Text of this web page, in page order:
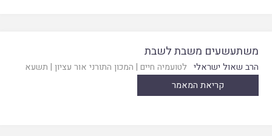
משתעשעים משבת לשבת
הרב שאול ישראלי לטועמיה חיים | המכון התורני אור עציון | תשעא
קריאת המאמר